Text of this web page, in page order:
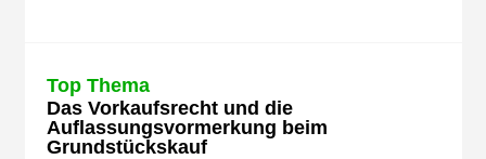
Top Thema
Das Vorkaufsrecht und die
Auflassungsvormerkung beim
Grundstückskauf